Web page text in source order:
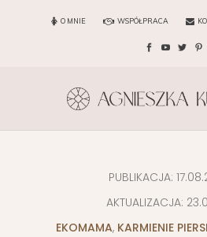
O MNIE WSPÓŁPRACA
PUBLIKACJA:
AKTUALIZACJA:
EKOMAMA, KARMIENIE